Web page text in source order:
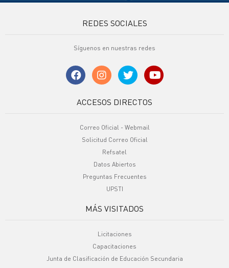
REDES SOCIALES
Síguenos en nuestras redes
ACCESOS DIRECTOS
Correo Oficial - Webmail
Solicitud Correo Oficial
Refsatel
Datos Abiertos
Preguntas Frecuentes
UPSTI
MÁS VISITADOS
Licitaciones
Capacitaciones
Junta de Clasificación de Educación Secundaria